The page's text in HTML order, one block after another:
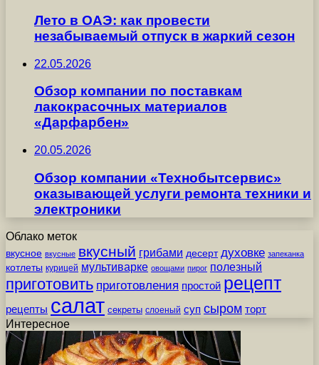
Лето в ОАЭ: как провести
незабываемый отпуск в жаркий сезон
22.05.2026
Обзор компании по поставкам
лакокрасочных материалов
«Дарфарбен»
20.05.2026
Обзор компании «Технобытсервис»
оказывающей услуги ремонта техники и
электроники
Облако меток
вкусное вкусные вкусный грибами десерт духовке запеканка
котлеты курицей мультиварке овощами пирог полезный
приготовить приготовления простой рецепт
рецепты салат секреты слоеный суп сыром торт
Интересное